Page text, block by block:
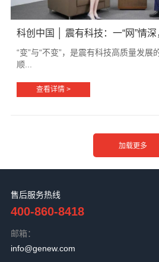
科创中国 │ 震有科技：一“网”情
“变”与“不变”，是震有科技高质量发展
顺...
查看详情 >
售后服务热线
400-860-8418
邮箱：
info@genew.com